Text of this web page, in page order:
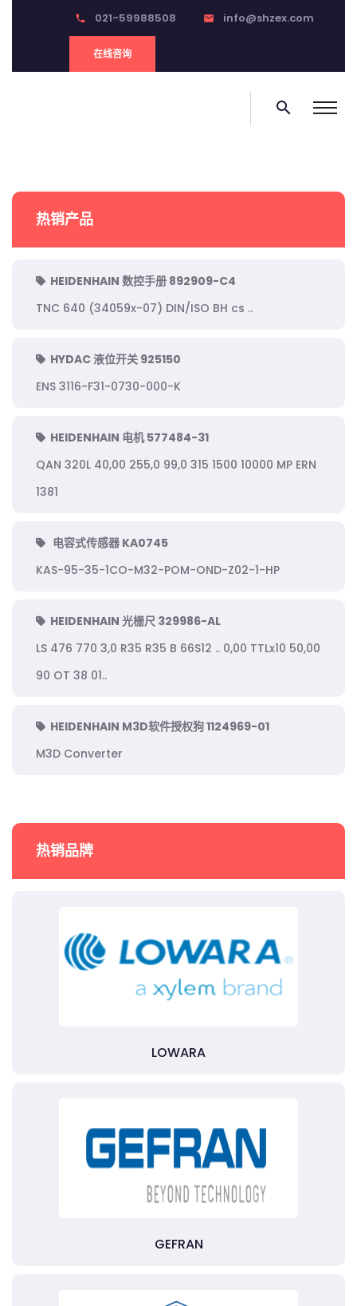
phone 021-59988508 email info@shzex.com
在线咨询
search
热销产品
HEIDENHAIN 数控手册 892909-C4
TNC 640 (34059x-07) DIN/ISO BH cs ..
HYDAC 液位开关 925150
ENS 3116-F31-0730-000-K
HEIDENHAIN 电机 577484-31
QAN 320L 40,00 255,0 99,0 315 1500 10000 MP ERN
1381
电容式传感器 KA0745
KAS-95-35-1CO-M32-POM-OND-Z02-1-HP
HEIDENHAIN 光栅尺 329986-AL
LS 476 770 3,0 R35 R35 B 66S12 .. 0,00 TTLx10 50,00
90 OT 38 01..
HEIDENHAIN M3D软件授权狗 1124969-01
M3D Converter
热销品牌
LOWARA
GEFRAN